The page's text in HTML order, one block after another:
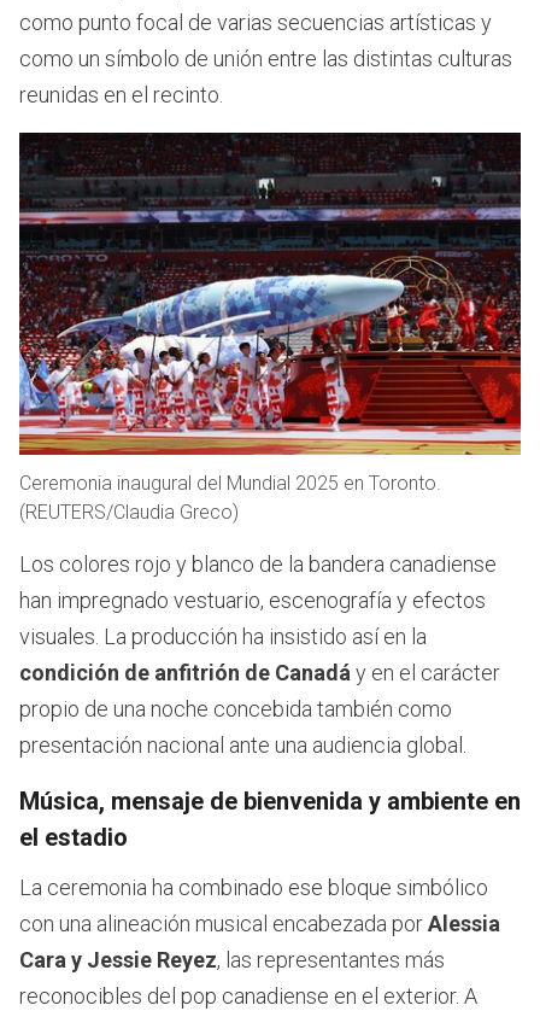
como punto focal de varias secuencias artísticas y
como un símbolo de unión entre las distintas culturas
reunidas en el recinto.
Ceremonia inaugural del Mundial 2025 en Toronto.
(REUTERS/Claudia Greco)
Los colores rojo y blanco de la bandera canadiense
han impregnado vestuario, escenografía y efectos
visuales. La producción ha insistido así en la
condición de anfitrión de Canadáy en el carácter
propio de una noche concebida también como
presentación nacional ante una audiencia global.
Música, mensaje de bienvenida y ambiente en
el estadio
La ceremonia ha combinado ese bloque simbólico
con una alineación musical encabezada porAlessia
Cara y Jessie Reyez, las representantes más
reconocibles del pop canadiense en el exterior. A